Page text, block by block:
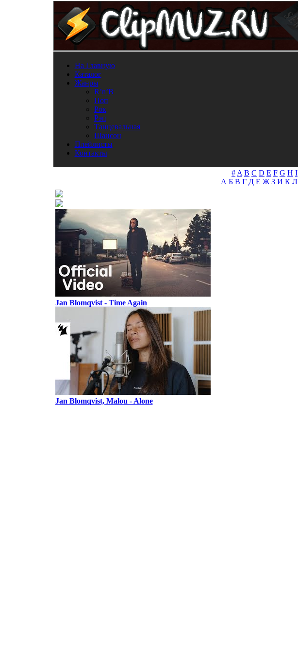
На Главную
Каталог
Жанры
R’n’B
Поп
Рок
Рэп
Танцевальная
Шансон
Плейлисты
Контакты
# A B C D E F G H I
А Б В Г Д Е Ж З И К Л
Jan Blomqvist - Time Again
Jan Blomqvist, Malou - Alone